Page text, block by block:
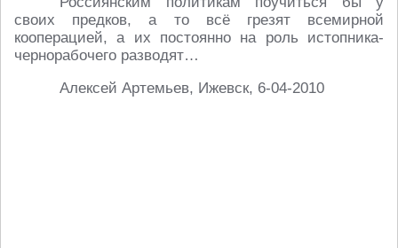
своих предков, а то всё грезят всемирной
кооперацией, а их постоянно на роль истопника-
чернорабочего разводят…
Алексей Артемьев, Ижевск, 6-04-2010